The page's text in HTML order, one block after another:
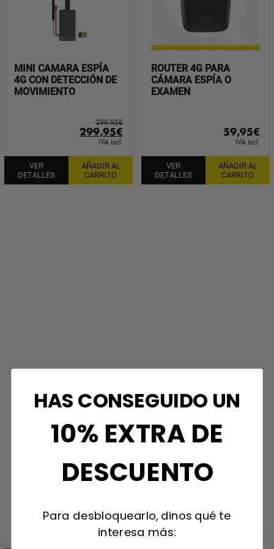
MINI CAMARA ESPÍA
4G CON DETECCIÓN DE
MOVIMIENTO
399,95€
El
precio
original
era:
399,95€.
299,95€
actual
299,95€.
IVA incl.
VER
DETALLES
AÑADIR AL
CARRITO
ROUTER 4G PARA
CÁMARA ESPÍA O
EXAMEN
59,95€
IVA incl.
VER
DETALLES
AÑADIR AL
CARRITO
HAS CONSEGUIDO UN
10% EXTRA DE
DESCUENTO
Para desbloquearlo, dinos qué te
interesa más: